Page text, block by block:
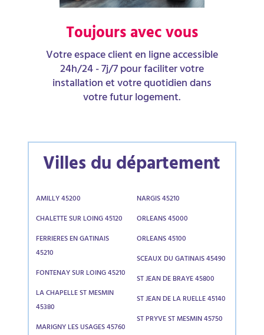
Toujours avec vous
Votre espace client en ligne accessible
24h/24 - 7j/7 pour faciliter votre
installation et votre quotidien dans
votre futur logement.
Villes du département
AMILLY 45200
CHALETTE SUR LOING 45120
FERRIERES EN GATINAIS
45210
FONTENAY SUR LOING 45210
LA CHAPELLE ST MESMIN
45380
MARIGNY LES USAGES 45760
NARGIS 45210
ORLEANS 45000
ORLEANS 45100
SCEAUX DU GATINAIS 45490
ST JEAN DE BRAYE 45800
ST JEAN DE LA RUELLE 45140
ST PRYVE ST MESMIN 45750